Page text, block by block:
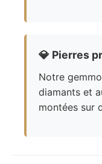
💎 Pierres
Notre
diamants et
montées sur